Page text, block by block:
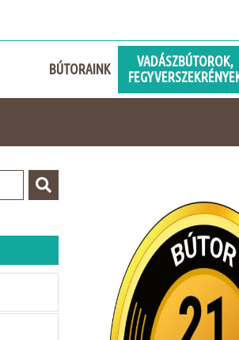
BÚTORAINK
VADÁSZBÚTOROK,